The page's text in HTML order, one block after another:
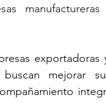
manufactureras
exportadoras
mejorar